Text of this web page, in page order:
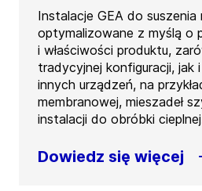
Instalacje GEA do suszenia
optymalizowane z myślą o
i właściwości produktu,
tradycyjnej konfiguracji, jak
innych urządzeń, na
membranowej, mieszadeł
instalacji do obróbki
Dowiedz się więcej